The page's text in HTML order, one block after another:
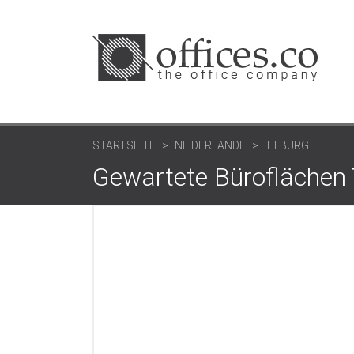
STARTSEITE NIEDERLANDE TILBURG
Gewartete Büroflächen